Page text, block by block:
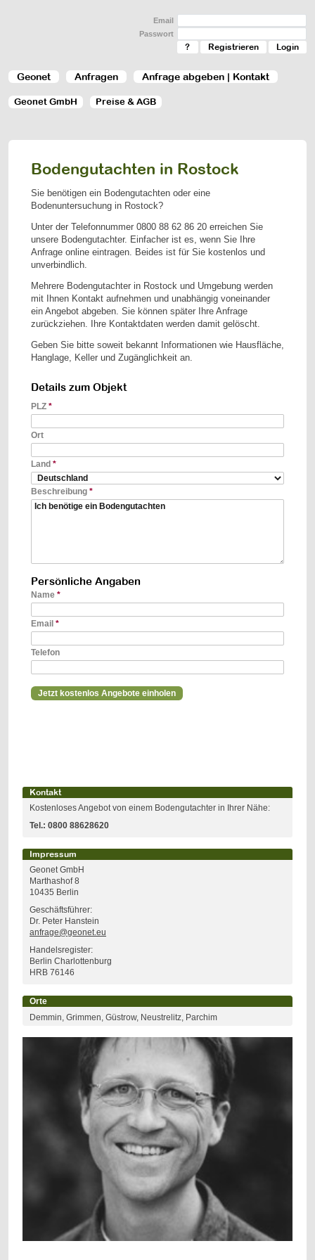
Geonet Anfragen Anfrage abgeben | Kontakt
Email
Passwort
? Registrieren
Geonet GmbH Preise & AGB
Bodengutachten in Rostock
Sie benötigen ein Bodengutachten oder eine
Bodenuntersuchung in Rostock?
Unter der Telefonnummer 0800 88 62 86 20 erreichen Sie
unsere Bodengutachter. Einfacher ist es, wenn Sie Ihre
Anfrage online eintragen. Beides ist für Sie kostenlos und
unverbindlich.
Mehrere Bodengutachter in Rostock und Umgebung werden
mit Ihnen Kontakt aufnehmen und unabhängig voneinander
ein Angebot abgeben. Sie können später Ihre Anfrage
zurückziehen. Ihre Kontaktdaten werden damit gelöscht.
Geben Sie bitte soweit bekannt Informationen wie Hausfläche,
Hanglage, Keller und Zugänglichkeit an.
Details zum Objekt
PLZ *
Ort
Land *
Beschreibung *
Persönliche Angaben
Name *
Email *
Telefon
Kontakt
Kostenloses Angebot von einem Bodengutachter in Ihrer Nähe:
Tel.: 0800 88628620
Impressum
Geonet GmbH
Marthashof 8
10435 Berlin
Geschäftsführer:
Dr. Peter Hanstein
anfrage@geonet.eu
Handelsregister:
Berlin Charlottenburg
HRB 76146
Orte
Demmin, Grimmen, Güstrow, Neustrelitz, Parchim